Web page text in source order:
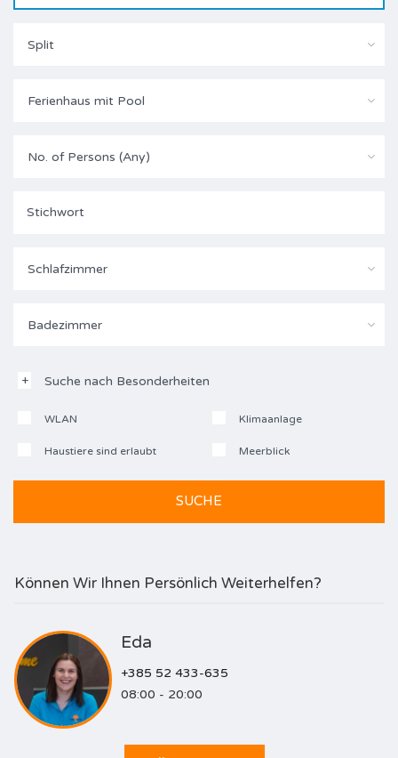
Split
Ferienhaus mit Pool
No. of Persons (Any)
Schlafzimmer
Badezimmer
Suche nach Besonderheiten
WLAN Klimaanlage
Haustiere sind erlaubt Meerblick
Können Wir Ihnen Persönlich Weiterhelfen?
Eda
+385 52 433-635
08:00 - 20:00